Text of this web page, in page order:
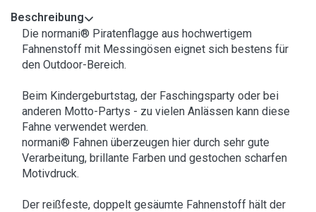
Beschreibung
Die normani® Piratenflagge aus hochwertigem
Fahnenstoff mit Messingösen eignet sich bestens für
den Outdoor-Bereich.
Beim Kindergeburtstag, der Faschingsparty oder bei
anderen Motto-Partys - zu vielen Anlässen kann diese
Fahne verwendet werden.
normani® Fahnen überzeugen hier durch sehr gute
Verarbeitung, brillante Farben und gestochen scharfen
Motivdruck.
Der reißfeste, doppelt gesäumte Fahnenstoff hält der